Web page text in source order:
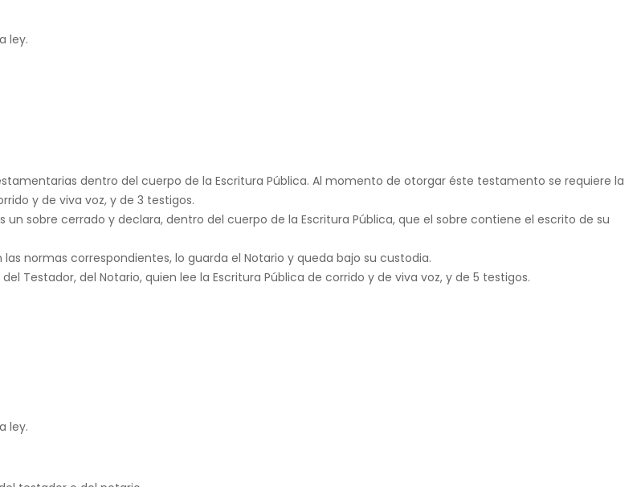
ley.
dentro del cuerpo de la Escritura Pública. Al momento de otorgar éste testamento se requiere la
y de viva voz, y de 3 testigos.
sobre cerrado y declara, dentro del cuerpo de la Escritura Pública, que el sobre contiene el escrito de su
normas correspondientes, lo guarda el Notario y queda bajo su custodia.
del Notario, quien lee la Escritura Pública de corrido y de viva voz, y de 5 testigos.
ley.